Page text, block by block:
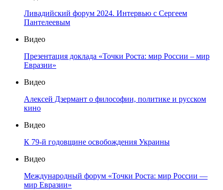
Ливадийский форум 2024. Интервью с Сергеем
Пантелеевым
Видео
Презентация доклада «Точки Роста: мир России – мир
Евразии»
Видео
Алексей Дзермант о философии, политике и русском
кино
Видео
К 79-й годовщине освобождения Украины
Видео
Международный форум «Точки Роста: мир России —
мир Евразии»